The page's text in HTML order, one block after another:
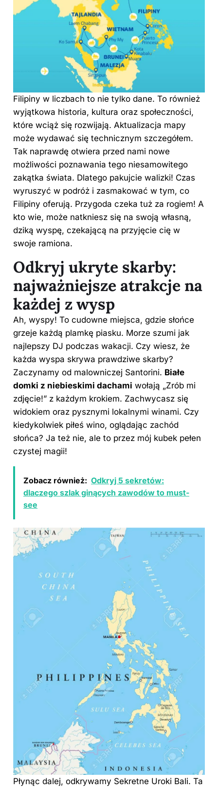
Filipiny w liczbach to nie tylko dane. To również
wyjątkowa historia, kultura oraz społeczności,
które wciąż się rozwijają. Aktualizacja mapy
może wydawać się technicznym szczegółem.
Tak naprawdę otwiera przed nami nowe
możliwości poznawania tego niesamowitego
zakątka świata. Dlatego pakujcie walizki! Czas
wyruszyć w podróż i zasmakować w tym, co
Filipiny oferują. Przygoda czeka tuż za rogiem! A
kto wie, może natkniesz się na swoją własną,
dziką wyspę, czekającą na przyjęcie cię w
swoje ramiona.
Odkryj ukryte skarby:
najważniejsze atrakcje na
każdej z wysp
Ah, wyspy! To cudowne miejsca, gdzie słońce
grzeje każdą plamkę piasku. Morze szumi jak
najlepszy DJ podczas wakacji. Czy wiesz, że
każda wyspa skrywa prawdziwe skarby?
Zaczynamy od malowniczej Santorini. Białe
domki z niebieskimi dachami wołają „Zrób mi
zdjęcie!” z każdym krokiem. Zachwycasz się
widokiem oraz pysznymi lokalnymi winami. Czy
kiedykolwiek piłeś wino, oglądając zachód
słońca? Ja też nie, ale to przez mój kubek pełen
czystej magii!
Zobacz również: Odkryj 5 sekretów:
dlaczego szlak ginących zawodów to must-
see
Płynąc dalej, odkrywamy Sekretne Uroki Bali. Ta